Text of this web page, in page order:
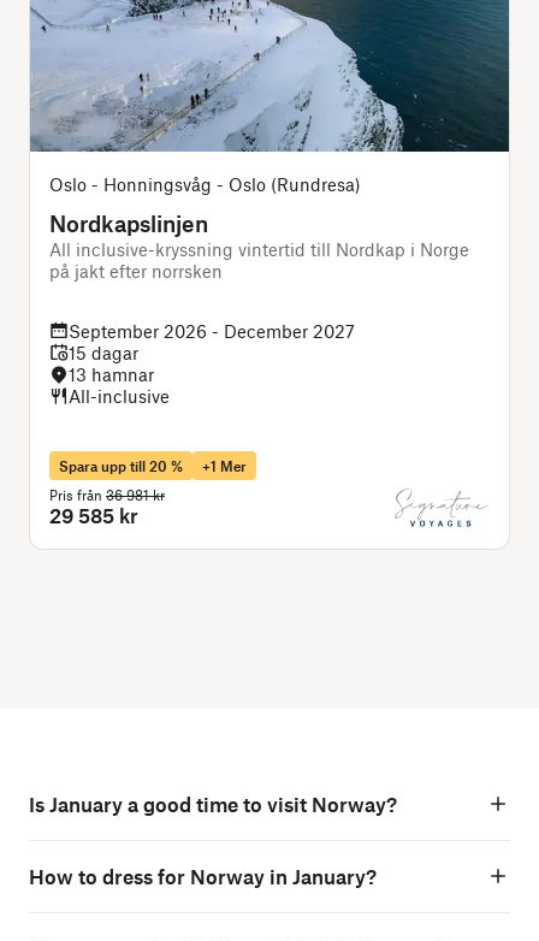
Oslo - Honningsvåg - Oslo (Rundresa)
Nordkapslinjen
All inclusive-kryssning vintertid till Nordkap i Norge
på jakt efter norrsken
September 2026 - December 2027
15 dagar
13 hamnar
All-inclusive
Spara upp till 20 %
+1 Mer
Pris från 36 981 kr
29 585 kr
Is January a good time to visit Norway?
How to dress for Norway in January?